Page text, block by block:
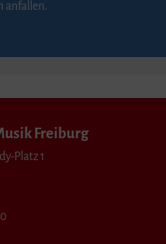
anfallen.
Freiburg
Platz 1